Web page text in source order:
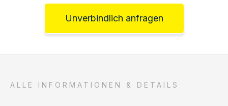
Unverbindlich anfragen
ALLE INFORMATIONEN & DETAILS